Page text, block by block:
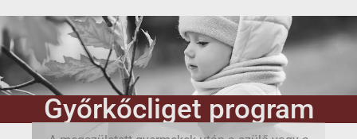
Győrkőcliget program